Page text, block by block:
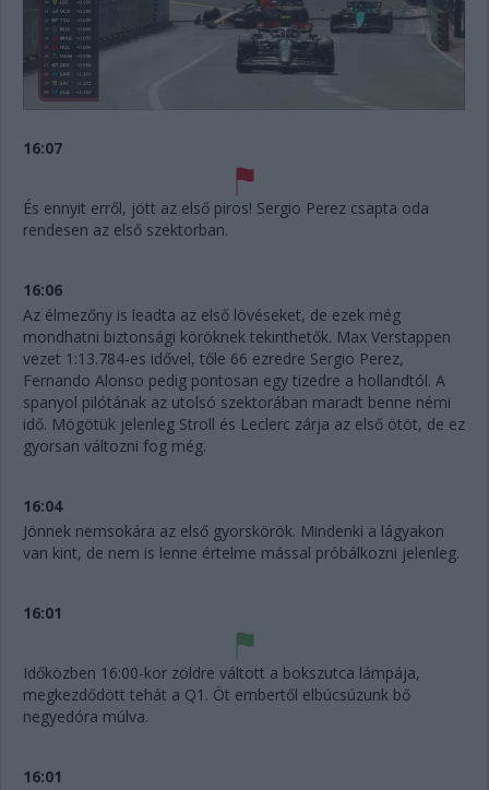
16:07
És ennyit erről, jött az első piros! Sergio Perez csapta oda
rendesen az első szektorban.
16:06
Az élmezőny is leadta az első lövéseket, de ezek még
mondhatni biztonsági köröknek tekinthetők. Max Verstappen
vezet 1:13.784-es idővel, tőle 66 ezredre Sergio Perez,
Fernando Alonso pedig pontosan egy tizedre a hollandtól. A
spanyol pilótának az utolsó szektorában maradt benne némi
idő. Mögötük jelenleg Stroll és Leclerc zárja az első ötöt, de ez
gyorsan változni fog még.
16:04
Jönnek nemsokára az első gyorskörök. Mindenki a lágyakon
van kint, de nem is lenne értelme mással próbálkozni jelenleg.
16:01
Időközben 16:00-kor zöldre váltott a bokszutca lámpája,
megkezdődött tehát a Q1. Öt embertől elbúcsúzunk bő
negyedóra múlva.
16:01